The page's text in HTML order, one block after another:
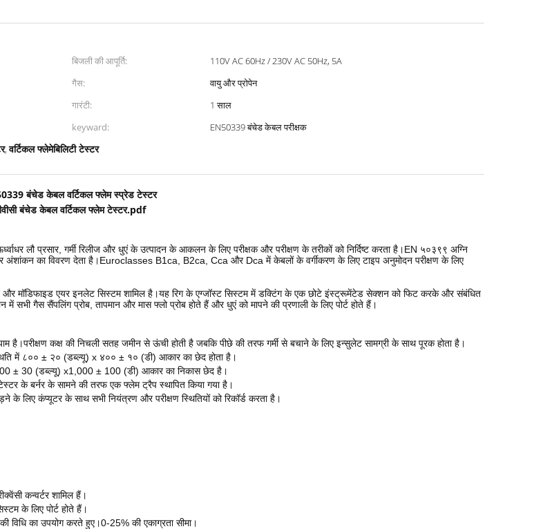
बिजली की आपूर्ति:
110V AC 60Hz / 230V AC 50Hz, 5A
गैस:
वायु और प्रोपेन
गारंटी:
1 साल
keyward:
EN50339 बंचेड केबल परीक्षक
,वर्टिकल फ्लेमेबिलिटी टेस्टर
बंचेड केबल वर्टिकल फ्लेम स्प्रेड टेस्टर
बंचेड केबल वर्टिकल फ्लेम टेस्टर.pdf
लौ प्रसार, गर्मी रिलीज और धुएं के उत्पादन के आकलन के लिए परीक्षक और परीक्षण के तरीकों को निर्दिष्ट करता है।EN ५०३९९ अग्नि
अंशांकन का विवरण देता है।Euroclasses B1ca, B2ca, Cca और Dca में केबलों के वर्गीकरण के लिए टाइप अनुमोदन परीक्षण के लिए
मॉडिफाइड एयर इनलेट सिस्टम शामिल है।यह रिग के एग्जॉस्ट सिस्टम में डक्टिंग के एक छोटे इंस्ट्रूमेंटेड सेक्शन को फिट करके और संबंधित
गैस सैंपलिंग प्रोब, तापमान और मास फ्लो प्रोब होते हैं और धुएं को मापने की प्रणाली के लिए पोर्ट होते हैं।
कक्ष की निचली सतह जमीन से ऊंची होती है जबकि पीछे की तरफ गर्मी से बचाने के लिए इन्सुलेट सामग्री के साथ पूरक होता है।
में ८०० ± २० (डब्ल्यू) x ४०० ± १० (डी) आकार का छेद होता है।
300 ± 30 (डब्ल्यू) x1,000 ± 100 (डी) आकार का निकास छेद है।
के बर्नर के सामने की तरफ एक फ्लेम ट्रैप स्थापित किया गया है।
के लिए कंप्यूटर के साथ सभी नियंत्रण और परीक्षण स्थितियों को रिकॉर्ड करता है।
कन्वर्टर शामिल हैं।
के लिए पोर्ट होते हैं।
का उपयोग करते हुए।0-25% की एकाग्रता सीमा।